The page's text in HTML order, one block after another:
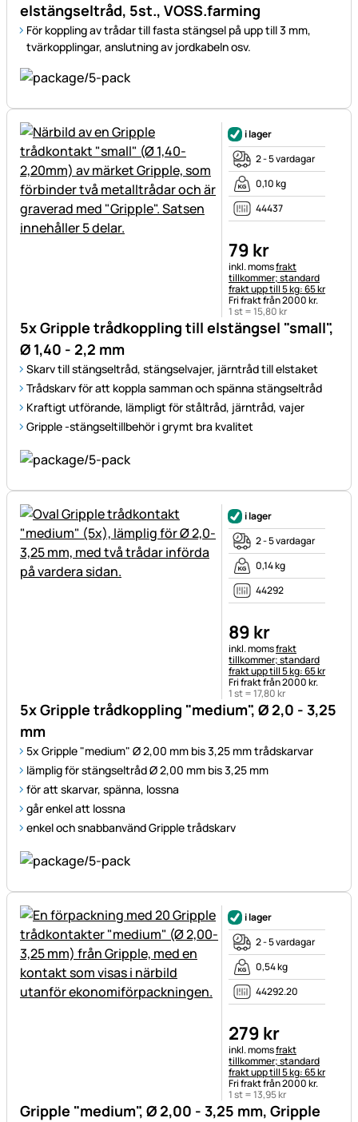
elstängseltråd, 5st., VOSS.farming
För koppling av trådar till fasta stängsel på upp till 3 mm,
tvärkopplingar, anslutning av jordkabeln osv.
5x Gripple trådkoppling till elstängsel "small",
Ø 1,40 - 2,2 mm
Skarv till stängseltråd, stängselvajer, järntråd till elstaket
Trådskarv för att koppla samman och spänna stängseltråd
Kraftigt utförande, lämpligt för ståltråd, järntråd, vajer
Gripple -stängseltillbehör i grymt bra kvalitet
i lager
2 - 5 vardagar
0,10 kg
44437
79 kr
Skatteinformation:
inkl. momsfrakt
tillkommer; standard
frakt upp till 5 kg: 65 kr
Fri frakt från 2000 kr.
1 st =15,80kr
5x Gripple trådkoppling "medium", Ø 2,0 - 3,25
mm
5x Gripple "medium" Ø 2,00 mm bis 3,25 mm trådskarvar
lämplig för stängseltråd Ø 2,00 mm bis 3,25 mm
för att skarvar, spänna, lossna
går enkel att lossna
enkel och snabbanvänd Gripple trådskarv
i lager
2 - 5 vardagar
0,14 kg
44292
89 kr
Skatteinformation:
inkl. momsfrakt
tillkommer; standard
frakt upp till 5 kg: 65 kr
Fri frakt från 2000 kr.
1 st =17,80kr
Gripple "medium", Ø 2,00 - 3,25 mm, Gripple
i lager
2 - 5 vardagar
0,54 kg
44292.20
279 kr
Skatteinformation:
inkl. momsfrakt
tillkommer; standard
frakt upp till 5 kg: 65 kr
Fri frakt från 2000 kr.
1 st =13,95kr